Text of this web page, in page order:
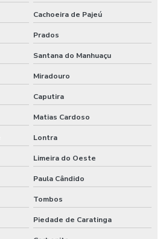
Cachoeira de Pajeú
Prados
Santana do Manhuaçu
Miradouro
Caputira
Matias Cardoso
Lontra
Limeira do Oeste
Paula Cândido
Tombos
Piedade de Caratinga